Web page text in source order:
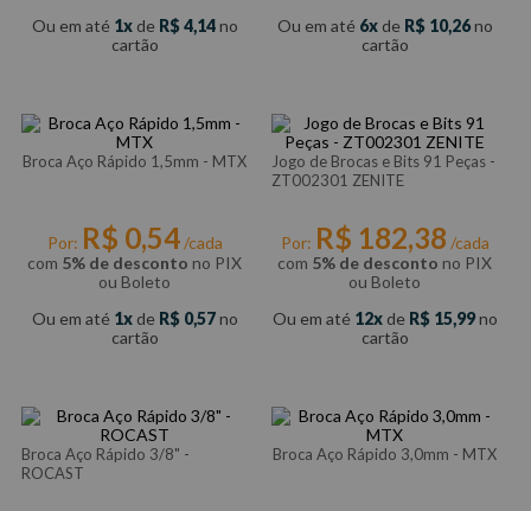
Ou em até 1 de R$ 4,14no
cartão
Ou em até 6 de R$ 10,26no
cartão
Broca Aço Rápido 1,5mm - MTX
Por: R$ 0,54/cada
com 5% de desconto no PIX
ou Boleto
Ou em até 1 de R$ 0,57no
cartão
Jogo de Brocas e Bits 91 Peças -
ZT002301 ZENITE
Por: R$ 182,38 /cada
com 5% de desconto no PIX
ou Boleto
Ou em até 12 de R$ 15,99no
cartão
Broca Aço Rápido 3/8" -
ROCAST
Broca Aço Rápido 3,0mm - MTX